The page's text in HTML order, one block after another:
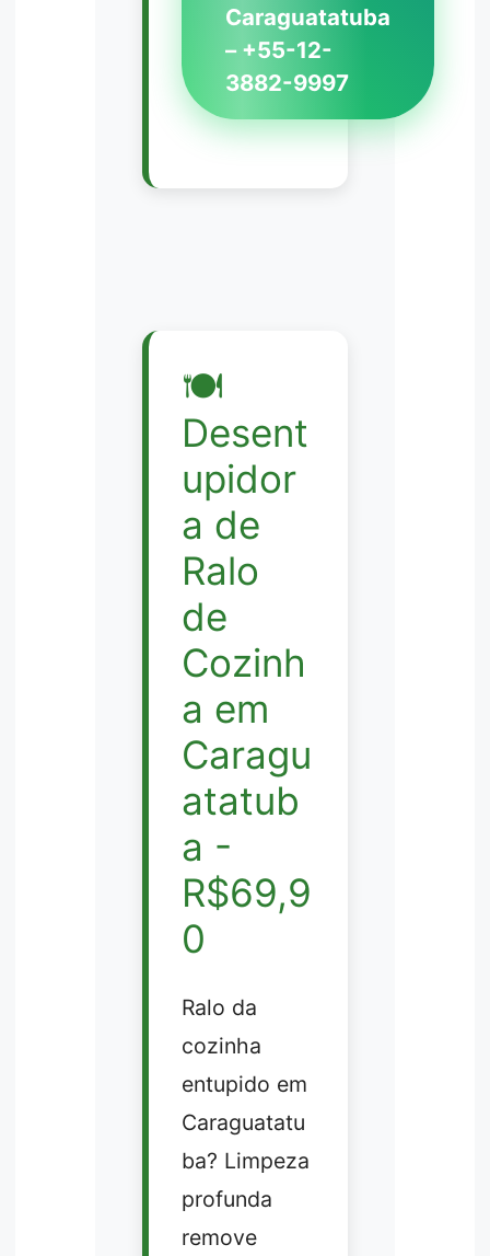
Caraguatatuba
– +55-12-
3882-9997
🍽️
Desent
upidor
a de
Ralo
de
Cozinh
a em
Caragu
atatub
a -
R$69,9
0
Ralo da
cozinha
entupido em
Caraguatatu
ba? Limpeza
profunda
remove